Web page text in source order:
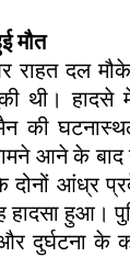
मौत
राहत दल
थी।
की
आने के बाद
दोनों आंध्र
हादसा हुआ।
दुर्घटना के